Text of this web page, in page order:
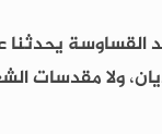
القساوسة
ولا مقدسات